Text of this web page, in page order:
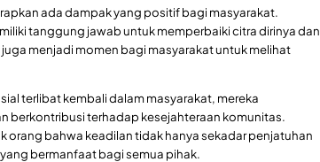
ada dampak yang positif bagi masyarakat.
tanggung jawab untuk memperbaiki citra dirinya dan
menjadi momen bagi masyarakat untuk melihat
terlibat kembali dalam masyarakat, mereka
berkontribusi terhadap kesejahteraan komunitas.
orang bahwa keadilan tidak hanya sekadar penjatuhan
bermanfaat bagi semua pihak.